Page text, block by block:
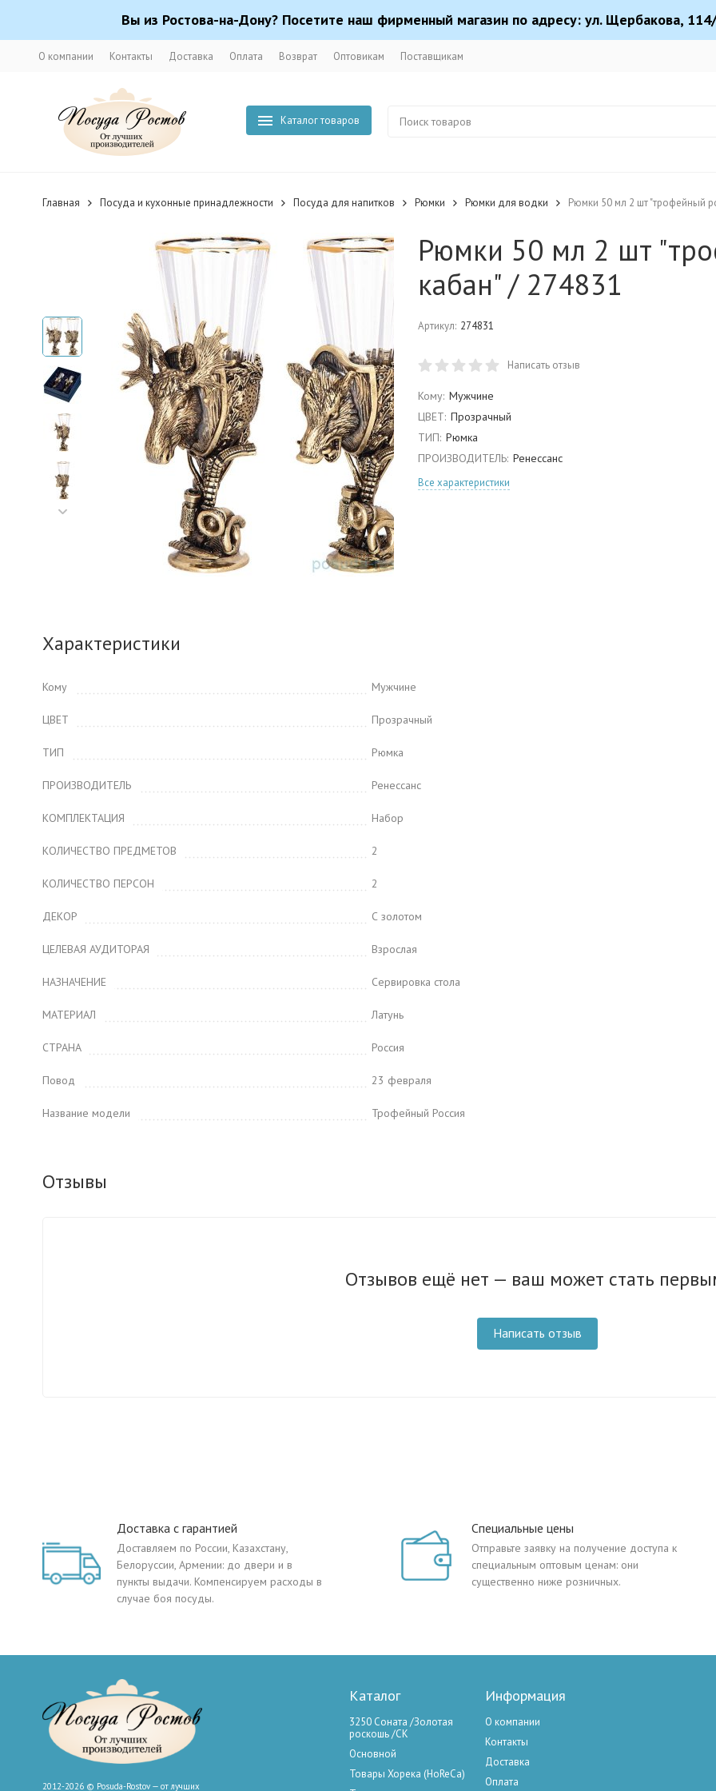
Вы из Ростова-на-Дону? Посетите наш фирменный магазин по адресу: ул. Щербакова,
О компании Контакты Доставка Оплата Возврат Оптовикам Поставщикам
Каталог товаров
Главная Посуда и кухонные принадлежности Посуда для напитков Рюмки Рюмки для водки Рюмки 50 мл 2 шт "трофейный
Рюмки 50 мл 2 шт
кабан" / 274831
Артикул: 274831
Написать отзыв
Кому: Мужчине
ЦВЕТ: Прозрачный
ТИП: Рюмка
ПРОИЗВОДИТЕЛЬ: Ренессанс
Все характеристики
Характеристики
Кому Мужчине
ЦВЕТ Прозрачный
ТИП Рюмка
ПРОИЗВОДИТЕЛЬ Ренессанс
КОМПЛЕКТАЦИЯ Набор
КОЛИЧЕСТВО ПРЕДМЕТОВ 2
КОЛИЧЕСТВО ПЕРСОН 2
ДЕКОР С золотом
ЦЕЛЕВАЯ АУДИТОРАЯ Взрослая
НАЗНАЧЕНИЕ Сервировка стола
МАТЕРИАЛ Латунь
СТРАНА Россия
Повод 23 февраля
Название модели Трофейный Россия
Отзывы
Отзывов ещё нет — ваш может стать
Написать отзыв
Доставка с гарантией
Доставляем по России, Казахстану,
Белоруссии, Армении: до двери и в
пункты выдачи. Компенсируем расходы в
случае боя посуды.
Специальные цены
Отправьте заявку на получение доступа к
специальным оптовым ценам: они
существенно ниже розничных.
2012-2026 © Posuda-Rostov — от лучших
Каталог
3250 Соната /Золотая
роскошь /СК
Основной
Товары Хорека (HoReCa)
Информация
О компании
Контакты
Доставка
Оплата